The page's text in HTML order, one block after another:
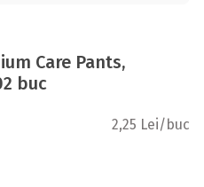
Care Pants,
buc
2,25 Lei/buc